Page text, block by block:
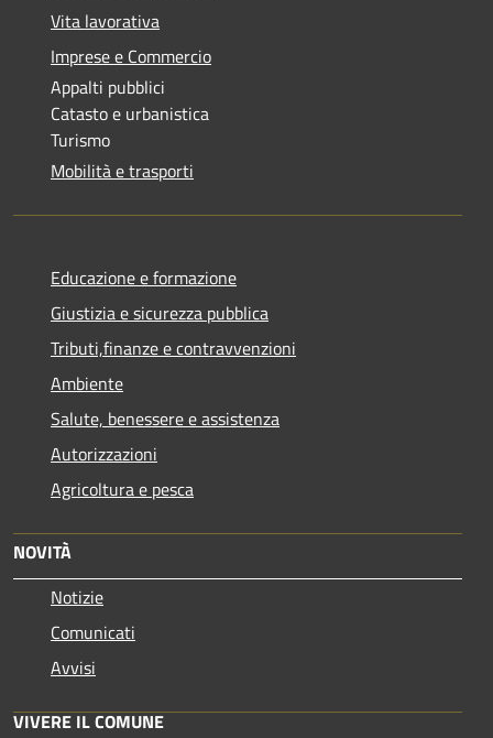
Vita lavorativa
Imprese e Commercio
Appalti pubblici
Catasto e urbanistica
Turismo
Mobilità e trasporti
Educazione e formazione
Giustizia e sicurezza pubblica
Tributi,finanze e contravvenzioni
Ambiente
Salute, benessere e assistenza
Autorizzazioni
Agricoltura e pesca
NOVITÀ
Notizie
Comunicati
Avvisi
VIVERE IL COMUNE